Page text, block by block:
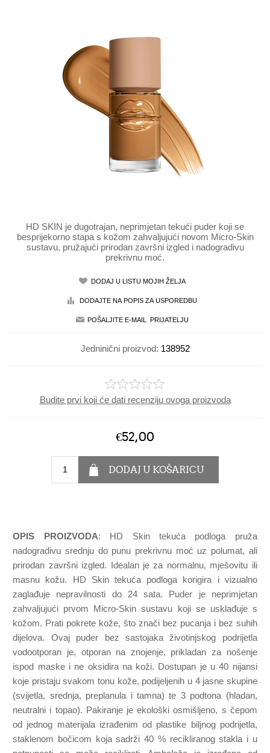
HD SKIN je dugotrajan, neprimjetan tekući puder koji se
besprijekorno stapa s kožom zahvaljujući novom Micro-Skin
sustavu, pružajući prirodan završni izgled i nadogradivu
prekrivnu moć.
Jedninični proizvod: 138952
Budite prvi koji će dati recenziju ovoga proizvoda
€52,00
OPIS PROIZVODA: HD Skin tekuća podloga pruža
nadogradivu srednju do punu prekrivnu moć uz polumat, ali
prirodan završni izgled. Idealan je za normalnu, mješovitu ili
masnu kožu. HD Skin tekuća podloga korigira i vizualno
zaglađuje nepravilnosti do 24 sata. Puder je neprimjetan
zahvaljujući prvom Micro-Skin sustavu koji se usklađuje s
kožom. Prati pokrete kože, što znači bez pucanja i bez suhih
dijelova. Ovaj puder bez sastojaka životinjskog podrijetla
vodootporan je, otporan na znojenje, prikladan za nošenje
ispod maske i ne oksidira na koži. Dostupan je u 40 nijansi
koje pristaju svakom tonu kože, podijeljenih u 4 jasne skupine
(svijetla, srednja, preplanula i tamna) te 3 podtona (hladan,
neutralni i topao). Pakiranje je ekološki osmišljeno, s čepom
od jednog materijala izrađenim od plastike biljnog podrijetla,
staklenom bočicom koja sadrži 40 % recikliranog stakla i u